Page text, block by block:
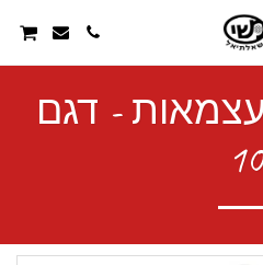
- דגם
10